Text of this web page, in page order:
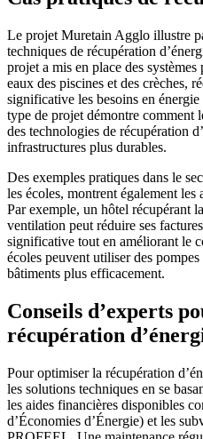
Le projet Muretain Agglo illustre
techniques de récupération
projet a mis en place des
eaux des piscines et des crèches,
significative les besoins en
type de projet démontre comment
des technologies de récupération
infrastructures plus durables.
Des exemples pratiques dans le
les écoles, montrent également les
Par exemple, un hôtel récupérant
ventilation peut réduire ses
significative tout en améliorant le
écoles peuvent utiliser des
bâtiments plus efficacement.
Conseils d’experts
récupération
Pour optimiser la récupération
les solutions techniques en se
les aides financières disponibles
d’Économies d’Énergie) et les